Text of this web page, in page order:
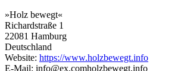
»Holz bewegt«
Richardstraße 1
22081 Hamburg
Deutschland
Website: https://www.holzbewegt.info
E-Mail: info@ex.comholzbewegt.info